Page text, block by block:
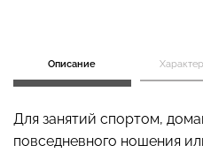
Описание
Для занятий спортом,
повседневного ношения